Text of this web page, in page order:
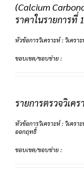
(Calcium
ราคาในรายการที่
หัวข้อการวิเคราะห์ : วิเคร
ขอบเขต/ขอบข่าย :
รายการตรวจวิเค
หัวข้อการวิเคราะห์ : วิเคร
ออกฤทธิ์
ขอบเขต/ขอบข่าย :